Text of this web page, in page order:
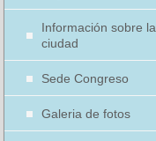
Información sobre la
ciudad
Sede Congreso
Galeria de fotos